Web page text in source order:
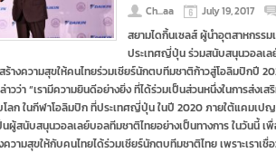
Ch...aa July 19, 2017
สยามไดกิ้นเซลส์ ผู้นำอุตสาหกรร
ประเทศญี่ปุ่น ร่วมสนับสนุนวอลเ
ร้างความสุขให้คนไทยร่วมเชียร์นักตบทีมชาติก้าวสู่โอลิมปิกปี
วว่า “เรามีความยินดีอย่างยิ่ง ที่ได้ร่วมเป็นส่วนหนึ่งในการส่ง
โลก ในกีฬาโอลิมปิก ที่ประเทศญี่ปุ่น ในปี 2020 ภายใต้แคมเป
สนับสนุนวอลเลย์บอลทีมชาติไทยอย่างเป็นทางการ ในวันนี้ เ
วามสุขให้กับคนไทยได้ร่วมเชียร์นักตบทีมชาติไทย เพราะเราเ